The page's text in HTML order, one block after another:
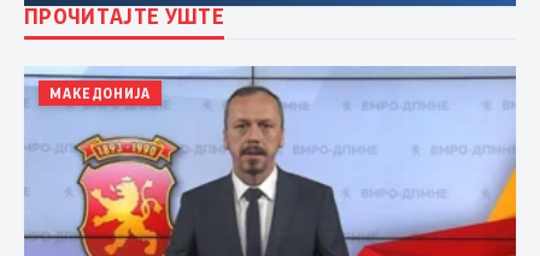
ПРОЧИТАЈТЕ УШТЕ
МАКЕДОНИЈА